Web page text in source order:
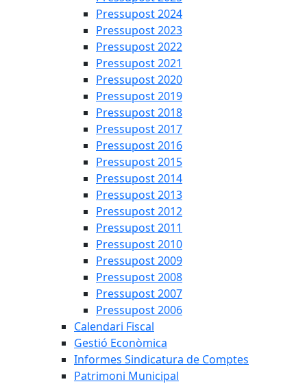
Pressupost 2024
Pressupost 2023
Pressupost 2022
Pressupost 2021
Pressupost 2020
Pressupost 2019
Pressupost 2018
Pressupost 2017
Pressupost 2016
Pressupost 2015
Pressupost 2014
Pressupost 2013
Pressupost 2012
Pressupost 2011
Pressupost 2010
Pressupost 2009
Pressupost 2008
Pressupost 2007
Pressupost 2006
Calendari Fiscal
Gestió Econòmica
Informes Sindicatura de Comptes
Patrimoni Municipal